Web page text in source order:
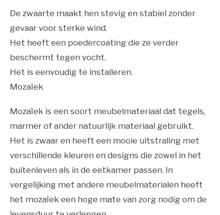
De zwaarte maakt hen stevig en stabiel zonder
gevaar voor sterke wind.
Het heeft een poedercoating die ze verder
beschermt tegen vocht.
Het is eenvoudig te installeren.
Mozaïek
Mozaïek is een soort meubelmateriaal dat tegels,
marmer of ander natuurlijk materiaal gebruikt.
Het is zwaar en heeft een mooie uitstraling met
verschillende kleuren en designs die zowel in het
buitenleven als in de eetkamer passen. In
vergelijking met andere meubelmaterialen heeft
het mozaïek een hoge mate van zorg nodig om de